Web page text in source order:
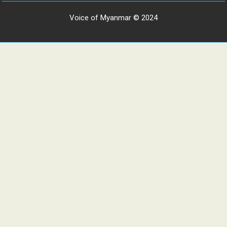
Voice of Myanmar © 2024